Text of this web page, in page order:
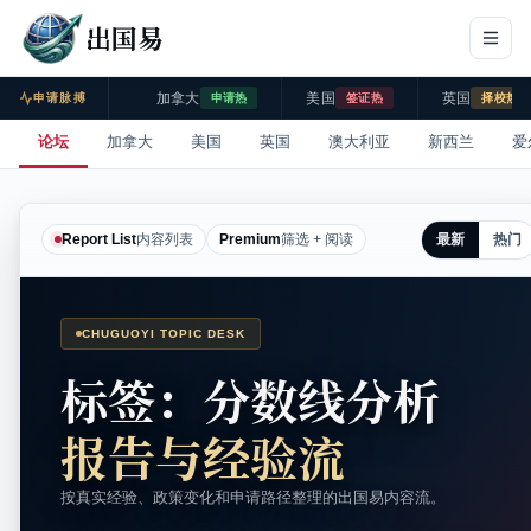
出国易
申请脉搏 加拿大 申请热 美国 签证热 英国 择校热
论坛 加拿大 美国 英国 澳大利亚 新西兰 爱
Report List内容列表 Premium筛选 + 阅读 最新 热门
CHUGUOYI TOPIC DESK
标签：分数线分析
报告与经验流
按真实经验、政策变化和申请路径整理的出国易内容流。